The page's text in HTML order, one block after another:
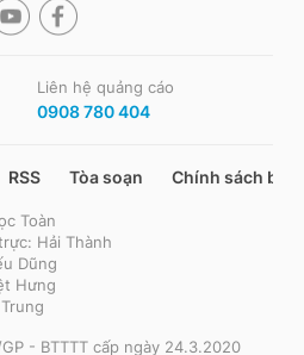
Liên hệ quảng cáo
0908 780 404
RSS Tòa soạn Chính sách bảo
Toàn
Hải Thành
Dũng
Hưng
- BTTTT cấp ngày 24.3.2020